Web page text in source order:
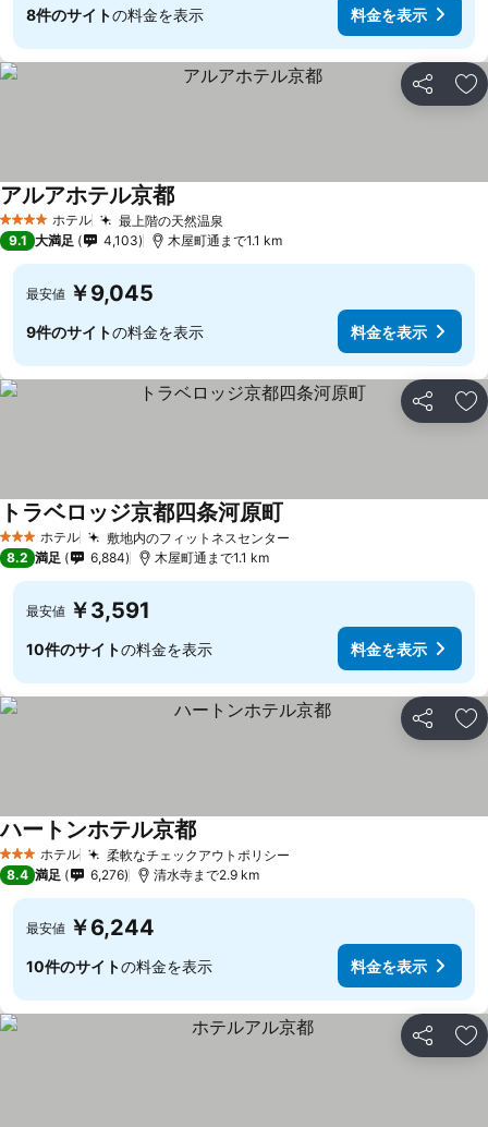
8件のサイトの料金を表示 料金を表示
シェア お
4 ホテルのランク
ホテル 最上階の天然温泉
アルアホテル京都
9.1 大満足 4,103 木屋町通まで1.1 km
最安値 ￥9,045
9件のサイトの料金を表示 料金を表示
シェア お
3 ホテルのランク
ホテル 敷地内のフィットネスセンター
トラベロッジ京都四条河原町
8.2 満足 6,884 木屋町通まで1.1 km
最安値 ￥3,591
10件のサイトの料金を表示 料金を表示
シェア お
3 ホテルのランク
ホテル 柔軟なチェックアウトポリシー
ハートンホテル京都
8.4 満足 6,276 清水寺まで2.9 km
最安値 ￥6,244
10件のサイトの料金を表示 料金を表示
シェア お